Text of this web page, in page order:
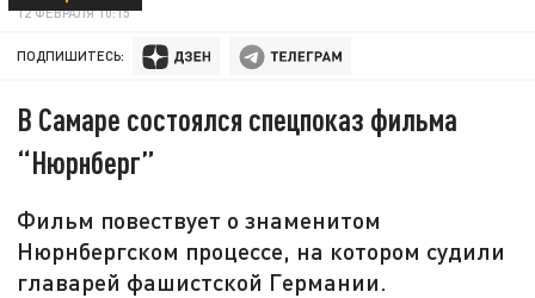
12 ФЕВРАЛЯ 10:15
ПОДПИШИТЕСЬ:
В Самаре состоялся спецпоказ фильма
“Нюрнберг”
Фильм повествует о знаменитом
Нюрнбергском процессе, на котором судили
главарей фашистской Германии.